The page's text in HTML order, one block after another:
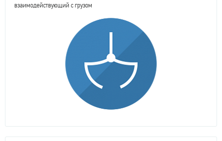
взаимодействующий с грузом